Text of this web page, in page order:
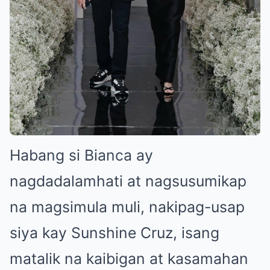
Habang si Bianca ay
nagdadalamhati at nagsusumikap
na magsimula muli, nakipag-usap
siya kay Sunshine Cruz, isang
matalik na kaibigan at kasamahan